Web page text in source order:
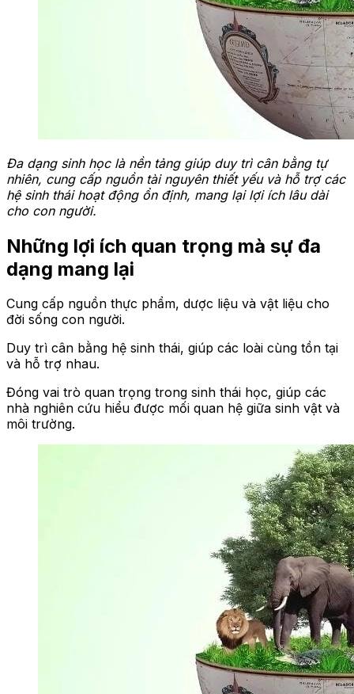
Đa dạng sinh học là nền tảng giúp duy trì cân bằng tự
nhiên, cung cấp nguồn tài nguyên thiết yếu và hỗ trợ các
hệ sinh thái hoạt động ổn định, mang lại lợi ích lâu dài
cho con người.
Những lợi ích quan trọng mà sự đa
dạng mang lại
Cung cấp nguồn thực phẩm, dược liệu và vật liệu cho
đời sống con người.
Duy trì cân bằng hệ sinh thái, giúp các loài cùng tồn tại
và hỗ trợ nhau.
Đóng vai trò quan trọng trong sinh thái học, giúp các
nhà nghiên cứu hiểu được mối quan hệ giữa sinh vật và
môi trường.